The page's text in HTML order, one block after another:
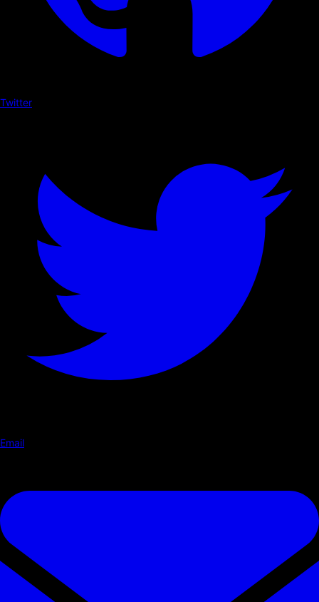
Twitter
Email